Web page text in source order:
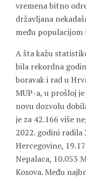
vremena bitno
državljana
među
A šta kažu
bila rekordna
boravak i rad u
MUP-a, u prošloj
novu dozvolu
je za 42.166 više
2022. godini radila
Hercegovine,
Nepalaca, 10.053
Kosova. Među